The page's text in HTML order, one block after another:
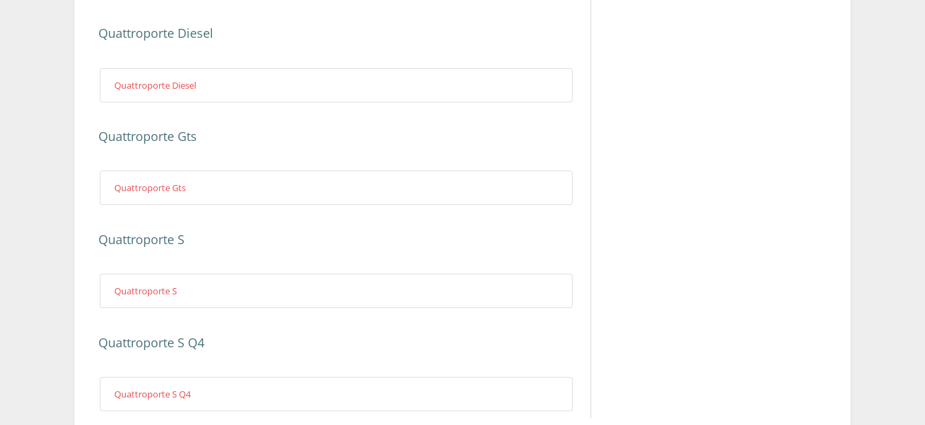
Quattroporte Diesel
Quattroporte Diesel
Quattroporte Gts
Quattroporte Gts
Quattroporte S
Quattroporte S
Quattroporte S Q4
Quattroporte S Q4